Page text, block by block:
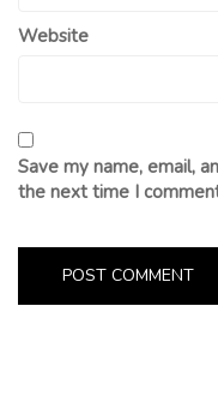
Website
Save my name, email,
the next time I